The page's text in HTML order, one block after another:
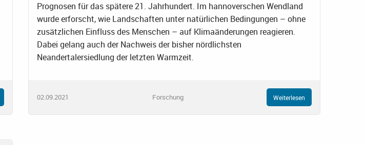
Prognosen für das spätere 21. Jahrhundert. Im hannoverschen Wendland
wurde erforscht, wie Landschaften unter natürlichen Bedingungen – ohne
zusätzlichen Einfluss des Menschen – auf Klimaänderungen reagieren.
Dabei gelang auch der Nachweis der bisher nördlichsten
Neandertalersiedlung der letzten Warmzeit.
02.09.2021 Forschung Weiterlesen